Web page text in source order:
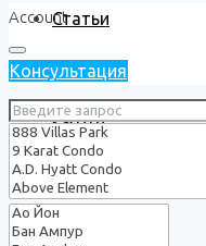
Статьи
Услуги
О нас
Account
Консультация